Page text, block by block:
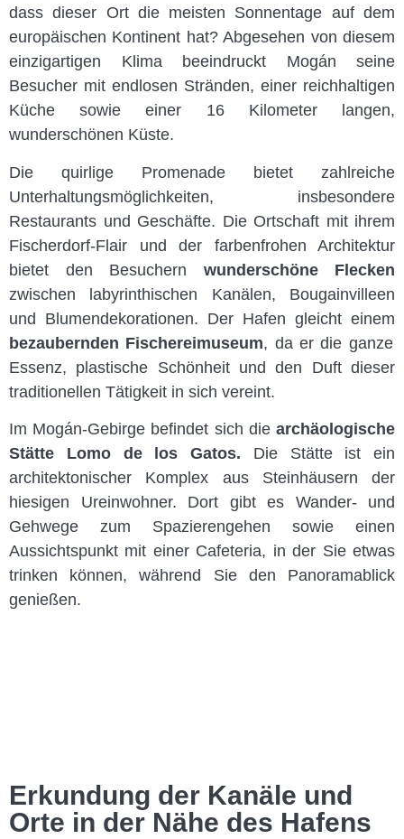
dass dieser Ort die meisten Sonnentage auf dem
europäischen Kontinent hat? Abgesehen von diesem
einzigartigen Klima beeindruckt Mogán seine
Besucher mit endlosen Stränden, einer reichhaltigen
Küche sowie einer 16 Kilometer langen,
wunderschönen Küste.
Die quirlige Promenade bietet zahlreiche
Unterhaltungsmöglichkeiten, insbesondere
Restaurants und Geschäfte. Die Ortschaft mit ihrem
Fischerdorf-Flair und der farbenfrohen Architektur
bietet den Besuchern wunderschöne Flecken
zwischen labyrinthischen Kanälen, Bougainvilleen
und Blumendekorationen. Der Hafen gleicht einem
bezaubernden Fischereimuseum, da er die ganze
Essenz, plastische Schönheit und den Duft dieser
traditionellen Tätigkeit in sich vereint.
Im Mogán-Gebirge befindet sich die archäologische
Stätte Lomo de los Gatos. Die Stätte ist ein
architektonischer Komplex aus Steinhäusern der
hiesigen Ureinwohner. Dort gibt es Wander- und
Gehwege zum Spazierengehen sowie einen
Aussichtspunkt mit einer Cafeteria, in der Sie etwas
trinken können, während Sie den Panoramablick
genießen.
Erkundung der Kanäle und
Orte in der Nähe des Hafens